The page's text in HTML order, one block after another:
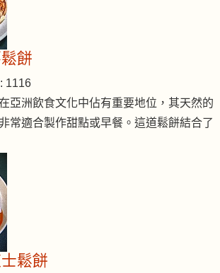
餅
1116
亞洲飲食文化中佔有重要地位，其天然的
常適合製作甜點或早餐。這道鬆餅結合了
鬆餅